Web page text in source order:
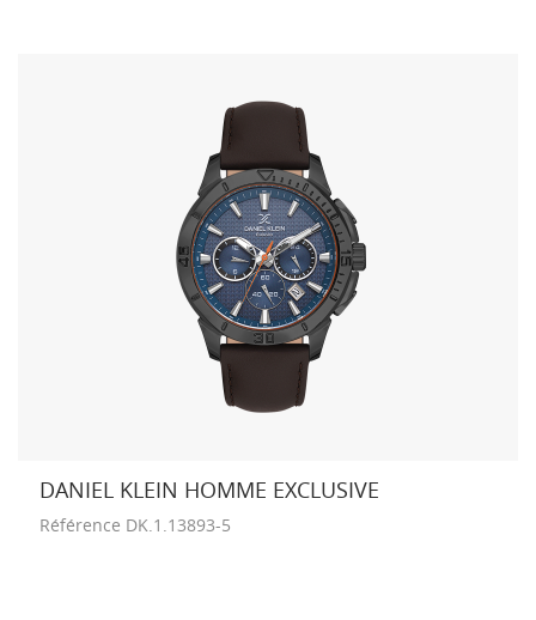
DANIEL KLEIN HOMME EXCLUSIVE
Référence DK.1.13893-5